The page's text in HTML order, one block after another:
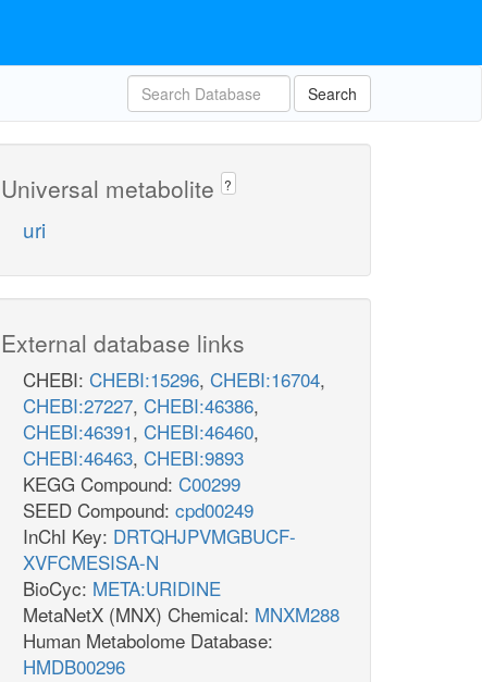
Search
Universal metabolite ?
uri
External database links
CHEBI: CHEBI:15296, CHEBI:16704,
CHEBI:27227, CHEBI:46386,
CHEBI:46391, CHEBI:46460,
CHEBI:46463, CHEBI:9893
KEGG Compound: C00299
SEED Compound: cpd00249
InChI Key: DRTQHJPVMGBUCF-
XVFCMESISA-N
BioCyc: META:URIDINE
MetaNetX (MNX) Chemical: MNXM288
Human Metabolome Database:
HMDB00296